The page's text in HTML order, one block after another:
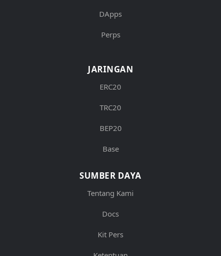
DApps
Perps
JARINGAN
ERC20
TRC20
BEP20
Base
SUMBER DAYA
Tentang Kami
Docs
Kit Pers